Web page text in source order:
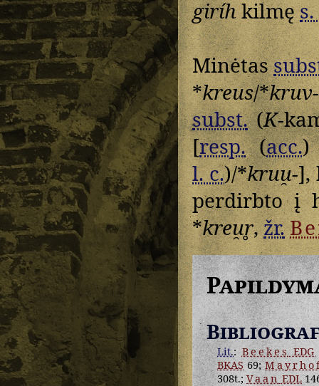
giríhkilmę
Minėtas
*kreus/*kruv-
subst.(K-
[resp.(acc.)
l. c.)/*kruu̯-],
perdirbto į
*kreu̯r̥,žr.
Lit.: BeekesEDG
BKAS 69;
308t.; Vaan EDL